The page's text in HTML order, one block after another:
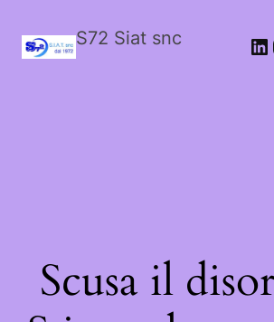
S72 Siat snc
Scusa il